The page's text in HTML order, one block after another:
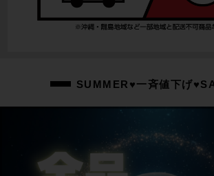
ULTEGRA R8170/油圧DISC
GIANT CONTACT SLR Carbon/420mm
SUMMER♥一斉値下げ